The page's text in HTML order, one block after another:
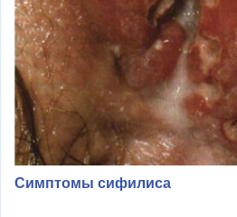
Симптомы сифилиса